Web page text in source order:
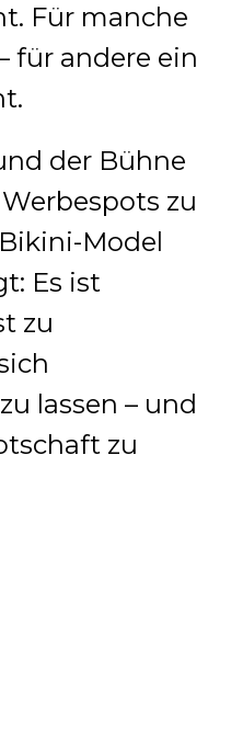
Für manche
für andere ein
der Bühne
zu
Model
Es ist
zu
lassen – und
zu